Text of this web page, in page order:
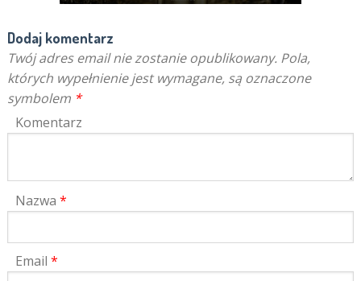
Dodaj komentarz
Twój adres email nie zostanie opublikowany. Pola,
których wypełnienie jest wymagane, są oznaczone
symbolem *
Komentarz
Nazwa *
Email *